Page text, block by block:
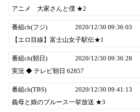
アニメ 大家さんと僕 ★2
番組ch(フジ)
2020/12/30 09:36:03
【エロ目線】富士山女子駅伝★1
番組ch(朝日)
2020/12/30 09:36:28
実況 ◆ テレビ朝日 62857
番組ch(TBS)
2020/12/30 09:41:13
義母と娘のブルース一挙放送 ★3